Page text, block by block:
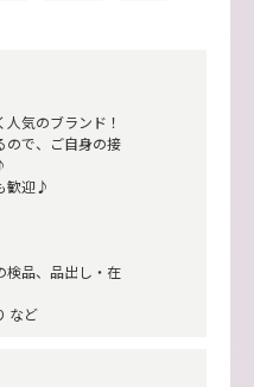
気のブランド！
ので、ご自身の接
歓迎♪
品、品出し・在
など